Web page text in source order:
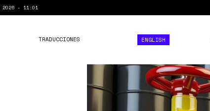
- 11:01
TRADUCCIONES ENGLISH
barils-
petrole-
940x570.jpg